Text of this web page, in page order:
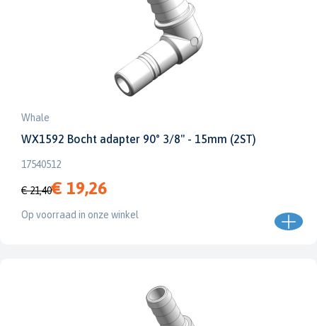
Whale
WX1592 Bocht adapter 90° 3/8" - 15mm (2ST)
17540512
€ 21,40€ 19,26
Op voorraad in onze winkel